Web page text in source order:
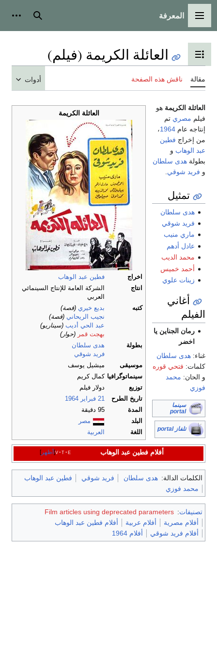
القائمة الرئيسية
المعرفة بحث
تبديل عرض جدول المحتويات
العائلة الكريمة (فيلم)
مقالة ناقش هذه الصفحة أدوات
العائلة الكريمة
اخراج
فطين عبد الوهاب
انتاج
الشركة العامة للإنتاج السينمائي
العربي
كتبه
بديع خيري (قصة)
نجيب الريحاني (قصة)
عبد الحي أديب (سيناريو)
بهجت قمر (حوار)
بطولة
هدى سلطان
فريد شوقي
موسيقى
ميشيل يوسف
سينماتوگرافيا كمال كريم
توزيع
دولار فيلم
تاريخ الطرح
21 فبراير
1964
المدة
95 دقيقة
البلد
مصر
اللغة
العربية
العائلة الكريمة هو
فيلم مصري تم
إنتاجه عام 1964،
من إخراج فطين
عبد الوهاب و
بطولة هدى سلطان
و فريد شوقي
تمثيل
هدى سلطان
فريد شوقي
ماري منيب
عادل أدهم
محمد الديب
أحمد خميس
زينات علوي
أغاني
الفيلم
رمان الجناين يا
اخضر
غناء: هدى سلطان
كلمات: فتحي قوره
و الحان: محمد
فوزي
سينما
portal
تلفاز portal
أظهر v t e أفلام فطين عبد الوهاب
الكلمات الدالة: هدى سلطان فريد شوقي
فطين عبد الوهاب
محمد فوزي
تصنيفات:
Film articles using deprecated parameters
أفلام مصرية
أفلام عربية
أفلام فطين عبد الوهاب
أفلام فريد شوقي
أفلام 1964